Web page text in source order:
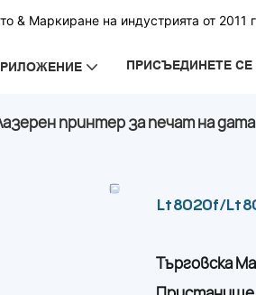
& Маркиране на индустрията от 2011
ПРИСЪЕДИНЕТЕ
принтер за печат на дата
Lt8020f/
Търговска